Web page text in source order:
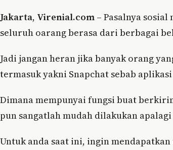
Jakarta, Virenial.com – Pasalnya
seluruh oarang berasa dari berbagai
Jadi jangan heran jika banyak orang
termasuk yakni Snapchat sebab
Dimana mempunyai fungsi buat
pun sangatlah mudah dilakukan
Untuk anda saat ini, ingin